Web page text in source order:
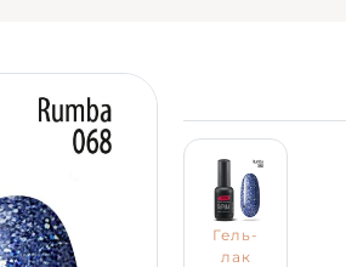
Гель-
лак